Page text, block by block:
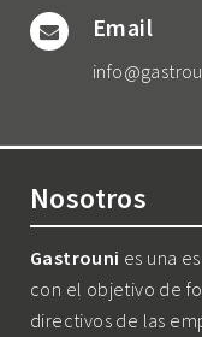
Email
Nosotros
Gastrouni es una
con el objetivo de
directivos de las